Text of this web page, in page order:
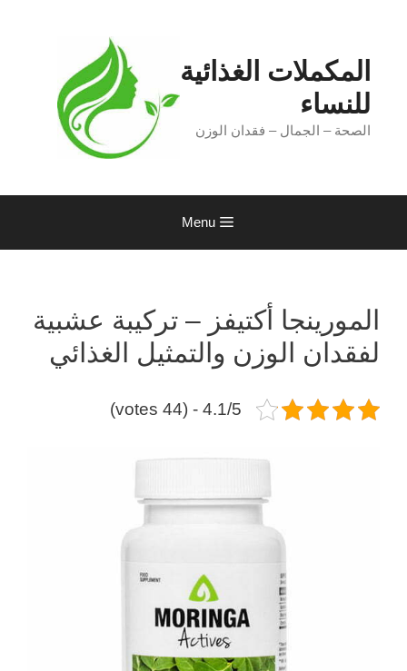
المكملات الغذائية
للنساء
الصحة – الجمال – فقدان الوزن
Menu
المورينجا أكتيفز – تركيبة عشبية
لفقدان الوزن والتمثيل الغذائي
4.1/5 - (44 votes)